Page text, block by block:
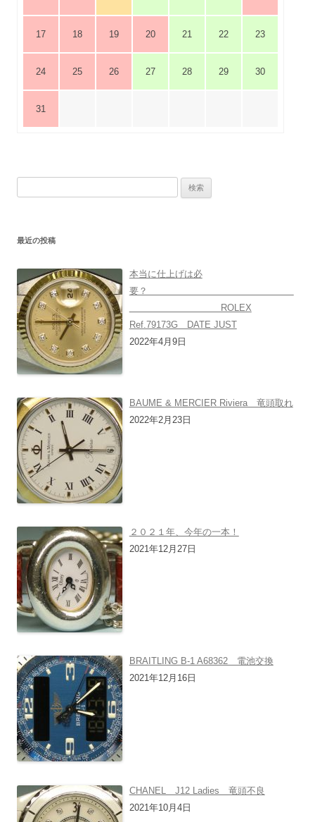
17 18 19 20 21 22 23
24 25 26 27 28 29 30
31
最近の投稿
本当に仕上げは必
要？
ROLEX
Ref.79173G DATE JUST
2022年4月9日
BAUME & MERCIER Riviera 竜頭取れ
2022年2月23日
２０２１年、今年の一本！
2021年12月27日
BRAITLING B-1 A68362 電池交換
2021年12月16日
CHANEL J12 Ladies 竜頭不良
2021年10月4日